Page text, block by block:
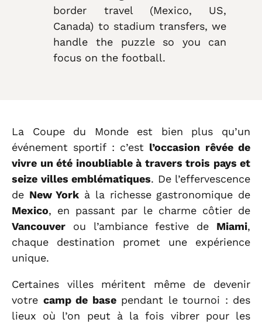
border travel (Mexico, US,
Canada) to stadium transfers, we
handle the puzzle so you can
focus on the football.
La Coupe du Monde est bien plus qu’un
événement sportif : c’est l’occasion rêvée de
vivre un été inoubliable à travers trois pays et
seize villes emblématiques. De l’effervescence
de New York à la richesse gastronomique de
Mexico, en passant par le charme côtier de
Vancouver ou l’ambiance festive de Miami,
chaque destination promet une expérience
unique.
Certaines villes méritent même de devenir
votre camp de basependant le tournoi : des
lieux où l’on peut à la fois vibrer pour les